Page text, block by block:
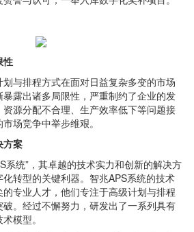
性
与排程方式在面对日益复杂多变的市场
露出诸多局限性，严重制约了企业的发
源分配不合理、生产效率低下等问题接
场竞争中举步维艰。
方案
系统”，其卓越的技术实力和创新的解决方
转型的关键利器。智兆APS系统的技术
专业人才，他们专注于高级计划与排程
。经过不懈努力，研发出了一系列具有
模型。